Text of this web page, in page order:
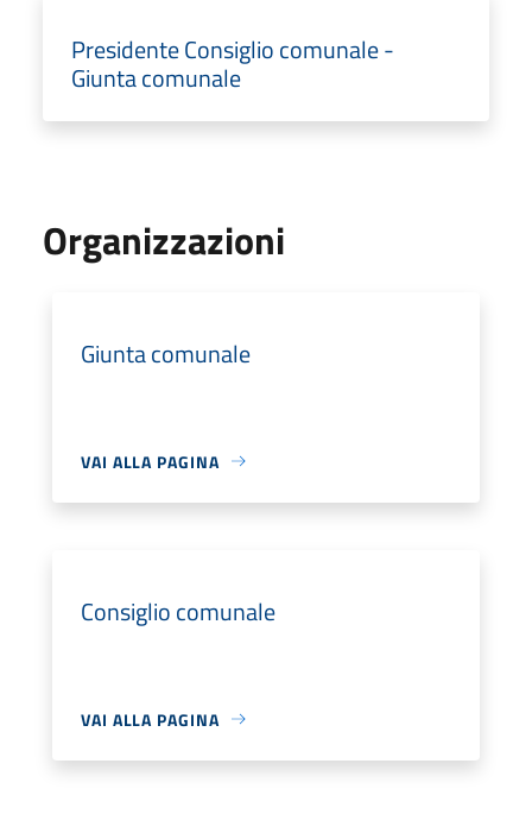
Presidente Consiglio comunale -
Giunta comunale
Organizzazioni
Giunta comunale
VAI ALLA PAGINA
Consiglio comunale
VAI ALLA PAGINA